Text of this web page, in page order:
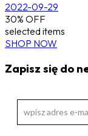
2022-09-29
30% OFF
selected items
SHOP NOW
Zapisz się do